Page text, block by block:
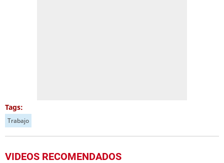
Tags:
Trabajo
VIDEOS RECOMENDADOS